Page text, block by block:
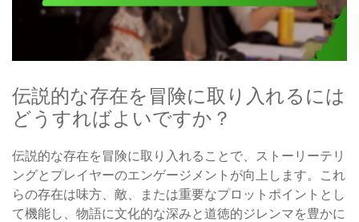
伝説的な存在を冒険に取り入れるには
どうすればよいですか？
伝説的な存在を冒険に取り入れることで、ストーリーテリ
ングとプレイヤーのエンゲージメントが向上します。これ
らの存在は味方、敵、または重要なプロットポイントとし
て機能し、物語に文化的な深みと道徳的ジレンマを豊かに